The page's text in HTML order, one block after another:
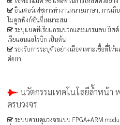
อินเตอร์เฟซการทำงานหลายภาษา, การเ
โมดูลฟังก์ชันที่เหมาะสม
ระบุแบคทีเรียแกรมบวกและแกรมลบ ยีสต์
เรียแอนแอโรบิก เป็นต้น
รองรับการระบุตัวอย่างเลือดเพาะเชื้อที่ใ
ต่อยา
นวัตกรรมเทคโนโลยีล้ำหน้า
ครบวงจร
ระบบควบคุมวงจรแบบ FPGA+ARM